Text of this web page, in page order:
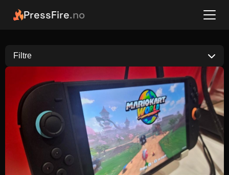
PressFire.no
Filtre